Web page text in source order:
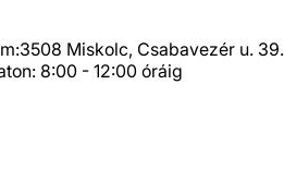
3508 Miskolc, Csabavezér u. 39.
8:00 - 12:00 óráig